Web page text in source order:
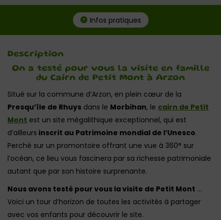
Infos pratiques
Description
On a testé pour vous la visite en famille
du Cairn de Petit Mont à Arzon
Situé sur la commune d’Arzon, en plein cœur de la
Presqu’île de Rhuys dans le Morbihan, le cairn de Petit
Mont est un site mégalithique exceptionnel, qui est
d’ailleurs inscrit au Patrimoine mondial de l’Unesco.
Perché sur un promontoire offrant une vue à 360° sur
l’océan, ce lieu vous fascinera par sa richesse patrimoniale
autant que par son histoire surprenante.
Nous avons testé pour vous la visite de Petit Mont …
Voici un tour d’horizon de toutes les activités à partager
avec vos enfants pour découvrir le site.